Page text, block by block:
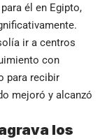
él en Egipto,
ir a centros
con
para recibir
mejoró y alcanzó
los